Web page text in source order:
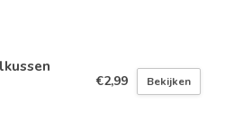
€2,99 Bekijken